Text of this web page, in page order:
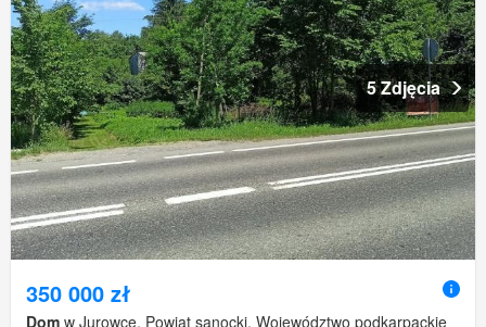
5 Zdjęcia
350 000 zł
Dom w Jurowce, Powiat sanocki, Województwo podkarpackie